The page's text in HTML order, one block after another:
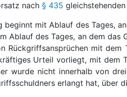
nach § 435
beginnt mit Ablauf des Tages,
Ablauf des Tages, an dem
Rückgriffsansprüchen mit
Urteil vorliegt, mit dem
wurde nicht innerhalb von
erlangt hat, über